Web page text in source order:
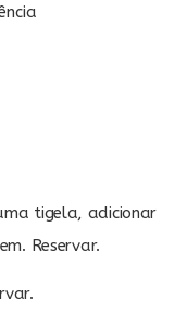
tigela, adicionar
Reservar.